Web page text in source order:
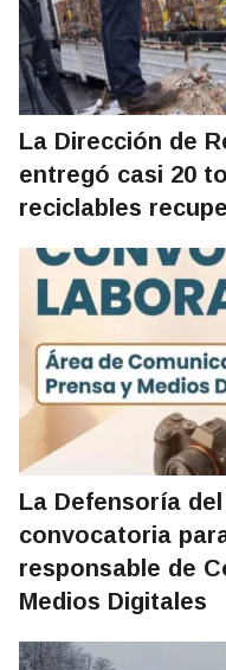
La Dirección de
entregó casi 20
reciclables
La Defensoría
convocatoria
responsable de
Medios Digitales